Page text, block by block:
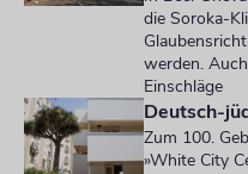
die Soroka-
werden.
Einschläge
Deutsch-
Zum 100.
»White City